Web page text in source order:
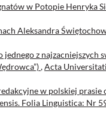
w Potopie Henryka
Aleksandra
jednego z najzacniejszych
,Acta
w polskiej
Folia Linguistica: Nr